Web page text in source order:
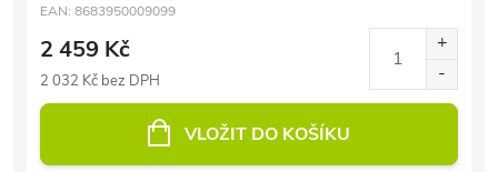
EAN: 8683950009099
2 459 Kč
2 032 Kč bez DPH
VLOŽIT DO KOŠÍKU